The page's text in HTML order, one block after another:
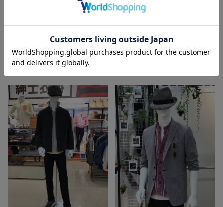
裕子 161cm
イオン釜石店
INSPIRE
Kuroda
イオン宇城店